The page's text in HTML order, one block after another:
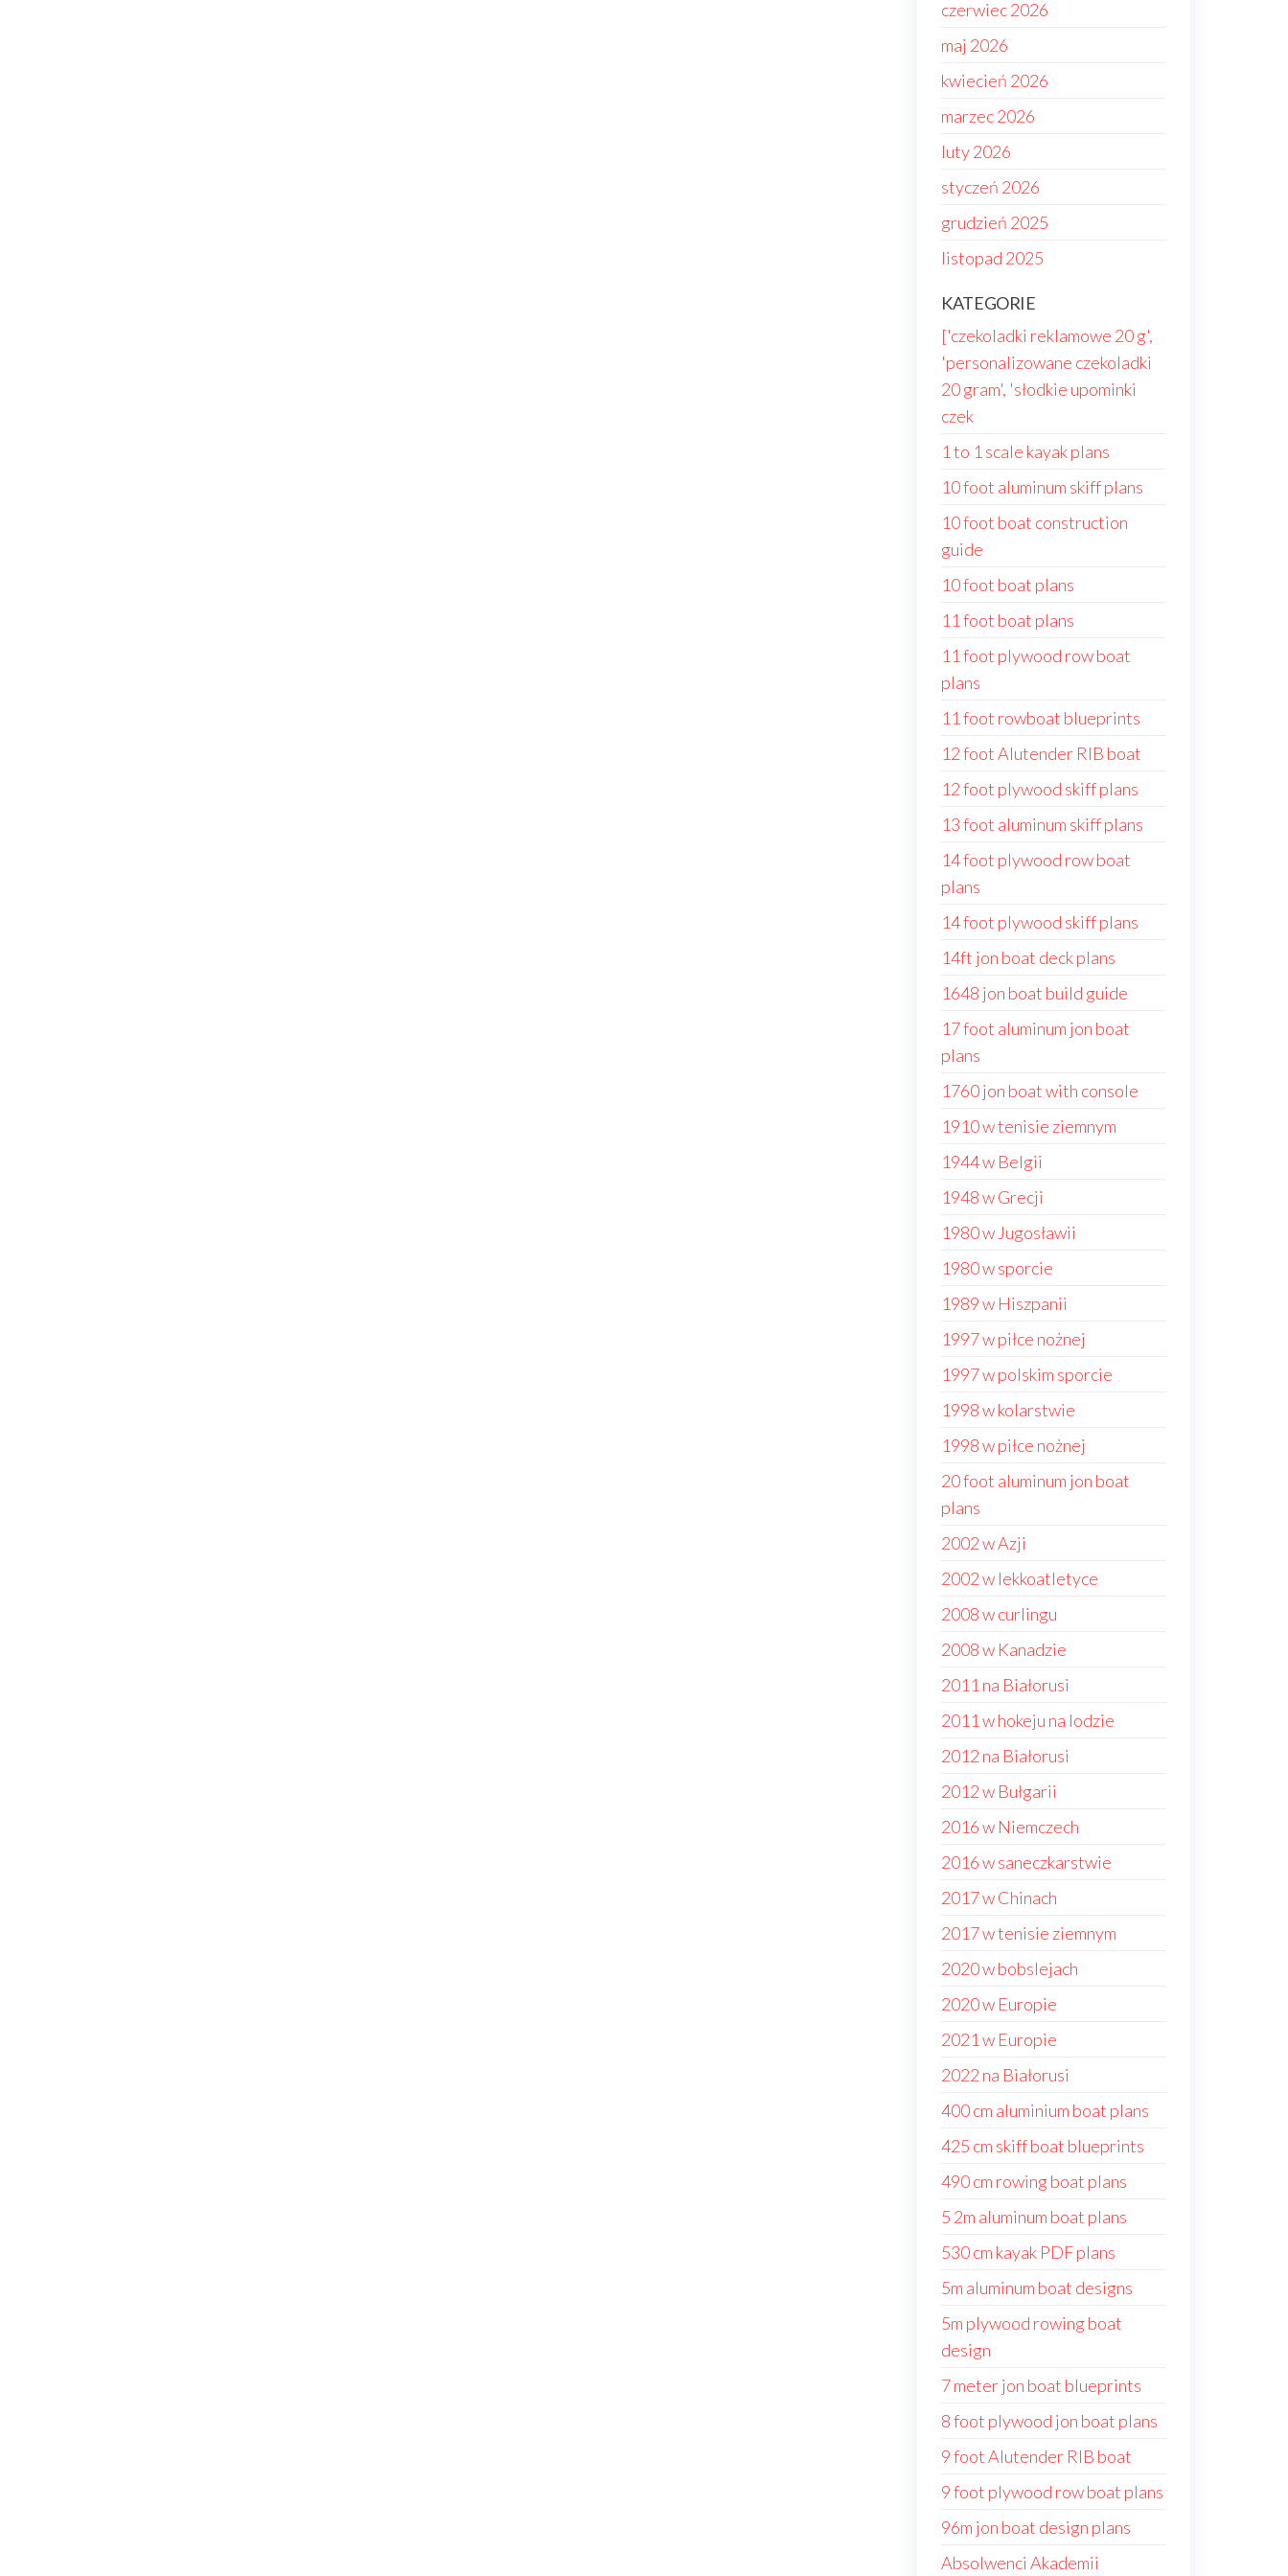
czerwiec 2026
maj 2026
kwiecień 2026
marzec 2026
luty 2026
styczeń 2026
grudzień 2025
listopad 2025
KATEGORIE
['czekoladki reklamowe 20 g',
'personalizowane czekoladki
20 gram', 'słodkie upominki
czek
1 to 1 scale kayak plans
10 foot aluminum skiff plans
10 foot boat construction
guide
10 foot boat plans
11 foot boat plans
11 foot plywood row boat
plans
11 foot rowboat blueprints
12 foot Alutender RIB boat
12 foot plywood skiff plans
13 foot aluminum skiff plans
14 foot plywood row boat
plans
14 foot plywood skiff plans
14ft jon boat deck plans
1648 jon boat build guide
17 foot aluminum jon boat
plans
1760 jon boat with console
1910 w tenisie ziemnym
1944 w Belgii
1948 w Grecji
1980 w Jugosławii
1980 w sporcie
1989 w Hiszpanii
1997 w piłce nożnej
1997 w polskim sporcie
1998 w kolarstwie
1998 w piłce nożnej
20 foot aluminum jon boat
plans
2002 w Azji
2002 w lekkoatletyce
2008 w curlingu
2008 w Kanadzie
2011 na Białorusi
2011 w hokeju na lodzie
2012 na Białorusi
2012 w Bułgarii
2016 w Niemczech
2016 w saneczkarstwie
2017 w Chinach
2017 w tenisie ziemnym
2020 w bobslejach
2020 w Europie
2021 w Europie
2022 na Białorusi
400 cm aluminium boat plans
425 cm skiff boat blueprints
490 cm rowing boat plans
5 2m aluminum boat plans
530 cm kayak PDF plans
5m aluminum boat designs
5m plywood rowing boat
design
7 meter jon boat blueprints
8 foot plywood jon boat plans
9 foot Alutender RIB boat
9 foot plywood row boat plans
96m jon boat design plans
Absolwenci Akademii